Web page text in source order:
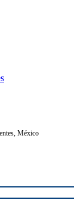
México